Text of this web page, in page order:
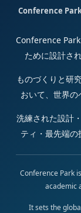
Conference
Conference
ために設計さ
ものづくりと研
おいて、世界の
洗練された設計
ティ・最先端の
Conference Park
academic
It sets the